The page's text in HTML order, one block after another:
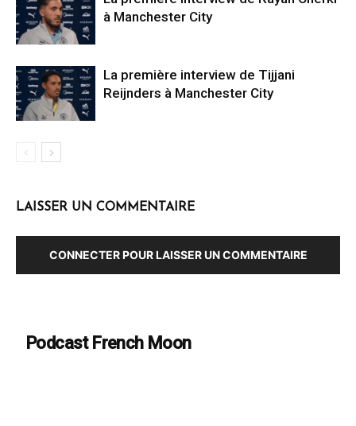
à Manchester City
La première interview de Tijjani
Reijnders à Manchester City
LAISSER UN COMMENTAIRE
CONNECTER POUR LAISSER UN COMMENTAIRE
Podcast French Moon